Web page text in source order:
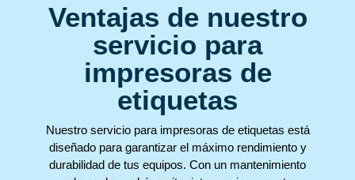
Ventajas de nuestro
servicio para
impresoras de
etiquetas
Nuestro servicio para impresoras de etiquetas está
diseñado para garantizar el máximo rendimiento y
durabilidad de tus equipos. Con un mantenimiento